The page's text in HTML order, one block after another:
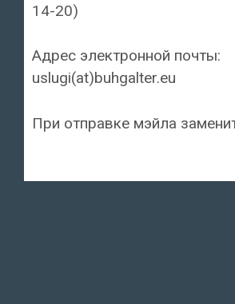
14-20)
Адрес электронной почты:
uslugi(at)buhgalter.eu
При отправке мэйла